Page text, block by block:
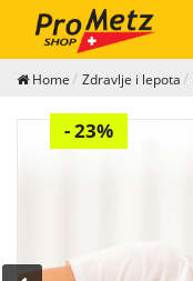
Home Zdravlje i lepota
- 23%